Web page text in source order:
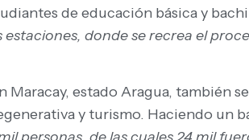
de educación básica y
donde se recrea el
Maracay, estado Aragua, también
y turismo. Haciendo un